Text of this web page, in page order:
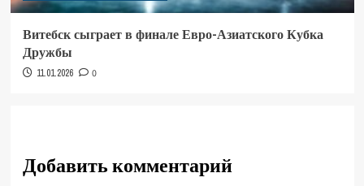
Витебск сыграет в финале Евро-Азиатского Кубка
Дружбы
11.01.2026 0
Добавить комментарий